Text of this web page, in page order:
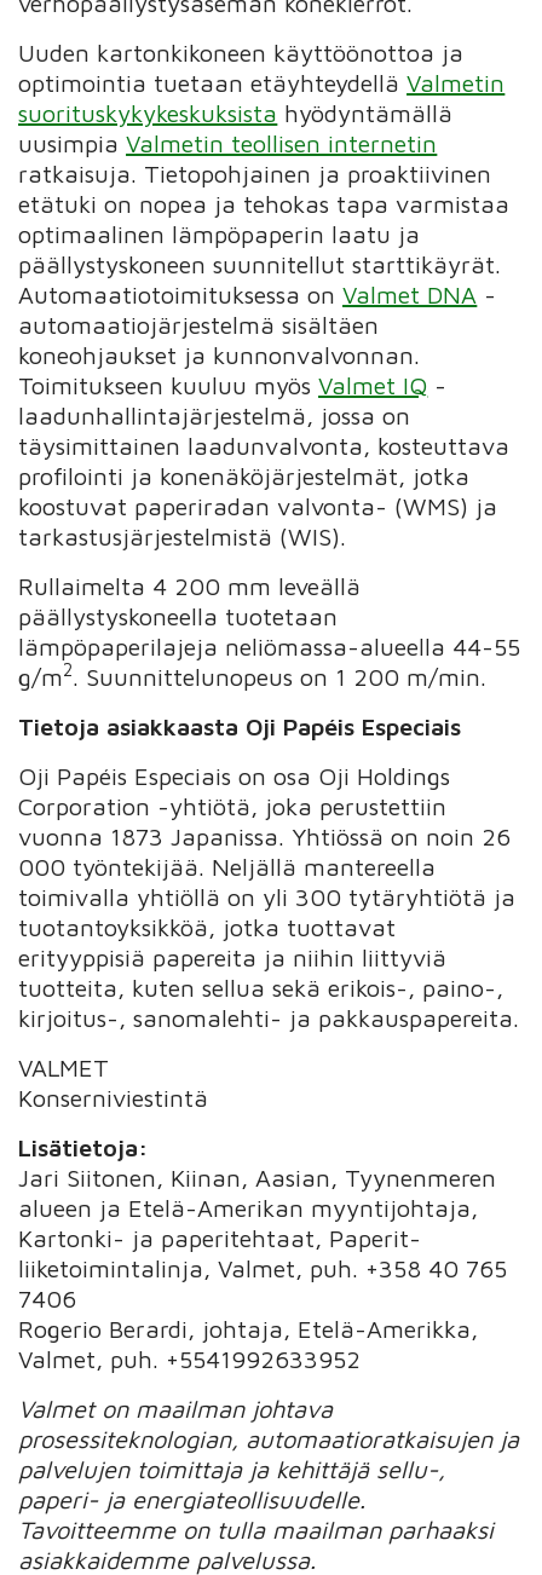
Uuden kartonkikoneen käyttöönottoa ja
optimointia tuetaan etäyhteydelläValmetin
suorituskykykeskuksista hyödyntämällä
uusimpiaValmetin teollisen internetin
ratkaisuja. Tietopohjainen ja proaktiivinen
etätuki on nopea ja tehokas tapa varmistaa
optimaalinen lämpöpaperin laatu ja
päällystyskoneen suunnitellut starttikäyrät.
Automaatiotoimituksessa onValmet DNA -
automaatiojärjestelmä sisältäen
koneohjaukset ja kunnonvalvonnan.
Toimitukseen kuuluu myösValmet IQ -
laadunhallintajärjestelmä, jossa on
täysimittainen laadunvalvonta, kosteuttava
profilointi ja konenäköjärjestelmät, jotka
koostuvat paperiradan valvonta- (WMS) ja
tarkastusjärjestelmistä (WIS).
Rullaimelta 4 200 mm leveällä
päällystyskoneella tuotetaan
lämpöpaperilajeja neliömassa-alueella 44-55
g/m2
. Suunnittelunopeus on 1 200 m/min.
Tietoja asiakkaasta Oji Papéis Especiais
Oji Papéis Especiais on osa Oji Holdings
Corporation -yhtiötä, joka perustettiin
vuonna 1873 Japanissa. Yhtiössä on noin 26
000 työntekijää. Neljällä mantereella
toimivalla yhtiöllä on yli 300 tytäryhtiötä ja
tuotantoyksikköä, jotka tuottavat
erityyppisiä papereita ja niihin liittyviä
tuotteita, kuten sellua sekä erikois-, paino-,
kirjoitus-, sanomalehti- ja pakkauspapereita.
VALMET
Konserniviestintä
Lisätietoja:
Jari Siitonen, Kiinan, Aasian, Tyynenmeren
alueen ja Etelä-Amerikan myyntijohtaja,
Kartonki- ja paperitehtaat, Paperit-
liiketoimintalinja, Valmet, puh. +358 40 765
7406
Rogerio Berardi, johtaja, Etelä-Amerikka,
Valmet, puh. +5541992633952
Valmet on maailman johtava
prosessiteknologian, automaatioratkaisujen ja
palvelujen toimittaja ja kehittäjä sellu-,
paperi- ja energiateollisuudelle.
Tavoitteemme on tulla maailman parhaaksi
asiakkaidemme palvelussa.